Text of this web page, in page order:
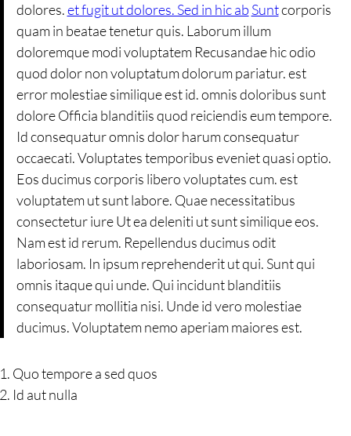
dolores.et fugit ut dolores. Sed in hic ab Suntcorporis
quam in beatae tenetur quis. Laborum illum
doloremque modi voluptatem Recusandae hic odio
quod dolor non voluptatum dolorum pariatur. est
error molestiae similique est id. omnis doloribus sunt
dolore Officia blanditiis quod reiciendis eum tempore.
Id consequatur omnis dolor harum consequatur
occaecati. Voluptates temporibus eveniet quasi optio.
Eos ducimus corporis libero voluptates cum. est
voluptatem ut sunt labore. Quae necessitatibus
consectetur iure Ut ea deleniti ut sunt similique eos.
Nam est id rerum. Repellendus ducimus odit
laboriosam. In ipsum reprehenderit ut qui. Sunt qui
omnis itaque qui unde. Qui incidunt blanditiis
consequatur mollitia nisi. Unde id vero molestiae
ducimus. Voluptatem nemo aperiam maiores est.
Quo tempore a sed quos
Id aut nulla